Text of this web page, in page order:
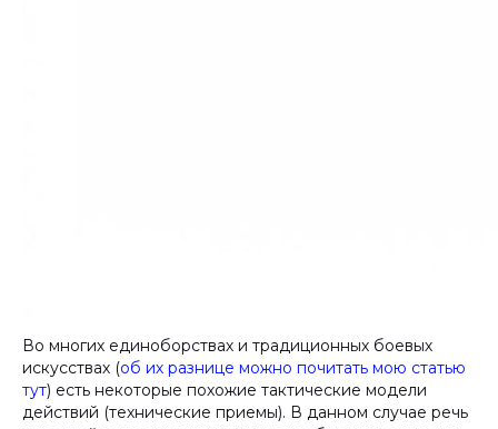
Во многих единоборствах и традиционных боевых
искусствах (об их разнице можно почитать мою статью
тут) есть некоторые похожие тактические модели
действий (технические приемы). В данном случае речь